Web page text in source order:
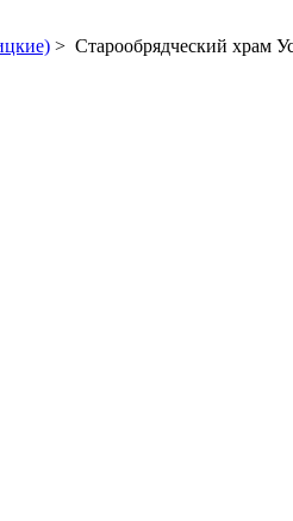
> Старообрядческий храм